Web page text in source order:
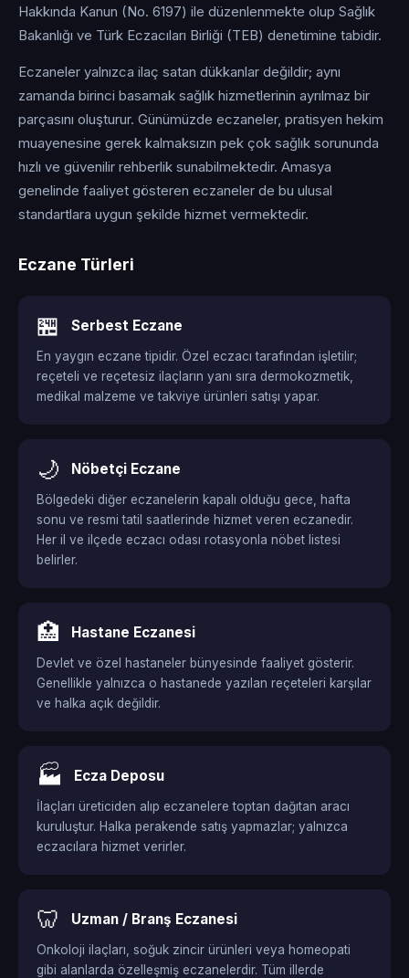
Hakkında Kanun (No. 6197) ile düzenlenmekte olup Sağlık
Bakanlığı ve Türk Eczacıları Birliği (TEB) denetimine tabidir.
Eczaneler yalnızca ilaç satan dükkanlar değildir; aynı
zamanda birinci basamak sağlık hizmetlerinin ayrılmaz bir
parçasını oluşturur. Günümüzde eczaneler, pratisyen hekim
muayenesine gerek kalmaksızın pek çok sağlık sorununda
hızlı ve güvenilir rehberlik sunabilmektedir. Amasya
genelinde faaliyet gösteren eczaneler de bu ulusal
standartlara uygun şekilde hizmet vermektedir.
Eczane Türleri
🏪 Serbest Eczane
En yaygın eczane tipidir. Özel eczacı tarafından işletilir;
reçeteli ve reçetesiz ilaçların yanı sıra dermokozmetik,
medikal malzeme ve takviye ürünleri satışı yapar.
🌙 Nöbetçi Eczane
Bölgedeki diğer eczanelerin kapalı olduğu gece, hafta
sonu ve resmi tatil saatlerinde hizmet veren eczanedir.
Her il ve ilçede eczacı odası rotasyonla nöbet listesi
belirler.
🏥 Hastane Eczanesi
Devlet ve özel hastaneler bünyesinde faaliyet gösterir.
Genellikle yalnızca o hastanede yazılan reçeteleri karşılar
ve halka açık değildir.
🏭 Ecza Deposu
İlaçları üreticiden alıp eczanelere toptan dağıtan aracı
kuruluştur. Halka perakende satış yapmazlar; yalnızca
eczacılara hizmet verirler.
🦷 Uzman / Branş Eczanesi
Onkoloji ilaçları, soğuk zincir ürünleri veya homeopati
gibi alanlarda özelleşmiş eczanelerdir. Tüm illerde